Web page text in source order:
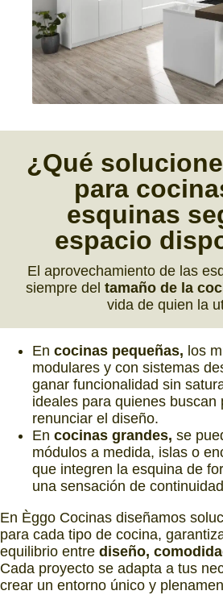
¿Qué
para
esquinas
espacio
El aprovechamiento de las
siempre del tamaño de la
vida de quien la
En cocinas pequeñas, los
modulares y con sistemas
ganar funcionalidad sin
ideales para quienes buscan
renunciar el diseño.
En cocinas grandes, se
módulos a medida, islas o
que integren la esquina de
una sensación de
En Èggo Cocinas diseñamos
para cada tipo de cocina,
equilibrio entre diseño,
Cada proyecto se adapta a tus
crear un entorno único y